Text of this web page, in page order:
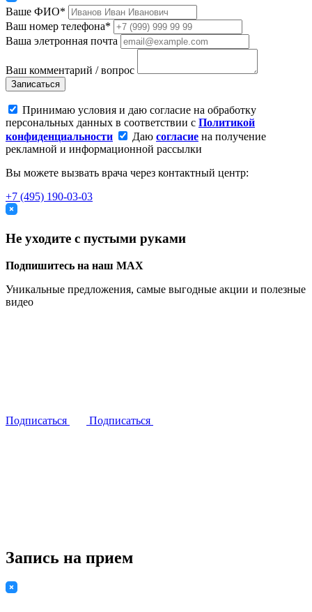
Ваше ФИО*
Ваш номер телефона*
Ваша элетронная почта
Ваш комментарий / вопрос
Записаться
Принимаю условия и даю согласие на обработку
персональных данных в соответствии с Политикой
конфиденциальности
Даю согласие на получение
рекламной и информационной рассылки
Вы можете вызвать врача через контактный центр:
+7 (495) 190-03-03
Не уходите с пустыми руками
Подпишитесь на наш MAX
Уникальные предложения, самые выгодные акции и полезные
видео
Подписаться Подписаться
Запись на прием